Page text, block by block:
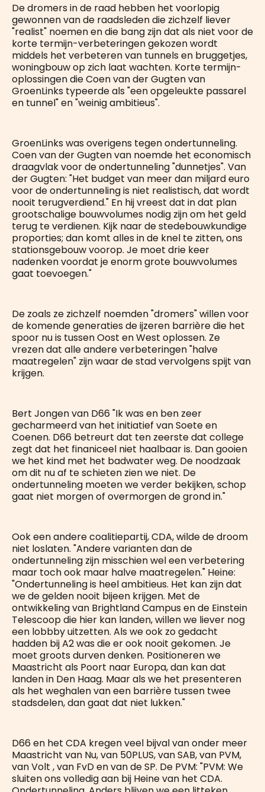
De dromers in de raad hebben het voorlopig
gewonnen van de raadsleden die zichzelf liever
"realist" noemen en die bang zijn dat als niet voor de
korte termijn-verbeteringen gekozen wordt
middels het verbeteren van tunnels en bruggetjes,
woningbouw op zich laat wachten. Korte termijn-
oplossingen die Coen van der Gugten van
GroenLinks typeerde als "een opgeleukte passarel
en tunnel" en "weinig ambitieus".
GroenLinks was overigens tegen ondertunneling.
Coen van der Gugten van noemde het economisch
draagvlak voor de ondertunneling "dunnetjes". Van
der Gugten: "Het budget van meer dan miljard euro
voor de ondertunneling is niet realistisch, dat wordt
nooit terugverdiend." En hij vreest dat in dat plan
grootschalige bouwvolumes nodig zijn om het geld
terug te verdienen. Kijk naar de stedebouwkundige
proporties; dan komt alles in de knel te zitten, ons
stationsgebouw voorop. Je moet drie keer
nadenken voordat je enorm grote bouwvolumes
gaat toevoegen."
De zoals ze zichzelf noemden "dromers" willen voor
de komende generaties de ijzeren barrière die het
spoor nu is tussen Oost en West oplossen. Ze
vrezen dat alle andere verbeteringen "halve
maatregelen" zijn waar de stad vervolgens spijt van
krijgen.
Bert Jongen van D66 "Ik was en ben zeer
gecharmeerd van het initiatief van Soete en
Coenen. D66 betreurt dat ten zeerste dat college
zegt dat het finaniceel niet haalbaar is. Dan gooien
we het kind met het badwater weg. De noodzaak
om dit nu af te schieten zien we niet. De
ondertunneling moeten we verder bekijken, schop
gaat niet morgen of overmorgen de grond in."
Ook een andere coalitiepartij, CDA, wilde de droom
niet loslaten. "Andere varianten dan de
ondertunneling zijn misschien wel een verbetering
maar toch ook maar halve maatregelen." Heine:
"Ondertunneling is heel ambitieus. Het kan zijn dat
we de gelden nooit bijeen krijgen. Met de
ontwikkeling van Brightland Campus en de Einstein
Telescoop die hier kan landen, willen we liever nog
een lobbby uitzetten. Als we ook zo gedacht
hadden bij A2 was die er ook nooit gekomen. Je
moet groots durven denken. Positioneren we
Maastricht als Poort naar Europa, dan kan dat
landen in Den Haag. Maar als we het presenteren
als het weghalen van een barrière tussen twee
stadsdelen, dan gaat dat niet lukken."
D66 en het CDA kregen veel bijval van onder meer
Maastricht van Nu, van 50PLUS, van SAB, van PVM,
van Volt , van FvD en van de SP. De PVM: "PVM: We
sluiten ons volledig aan bij Heine van het CDA.